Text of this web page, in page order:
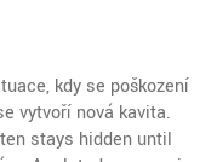
kdy se poškození
vytvoří nová kavita.
stays hidden until